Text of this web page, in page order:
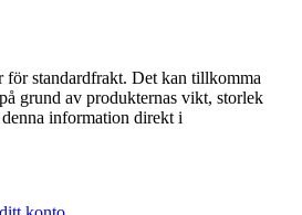
för standardfrakt. Det kan tillkomma
grund av produkternas vikt, storlek
information direkt i